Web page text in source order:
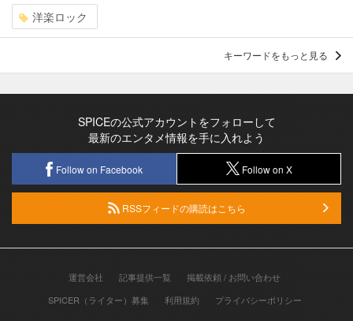
洋楽ロック
キーワードをもっと見る
SPICEの公式アカウントをフォローして
最新のエンタメ情報を手に入れよう
Follow on Facebook Follow on X
RSSフィードの購読はこちら
運営会社 記事提供一覧
掲載依頼 / お問い合わせ
SPICER（ライター）募集
利用規約 プライバシーポリシー